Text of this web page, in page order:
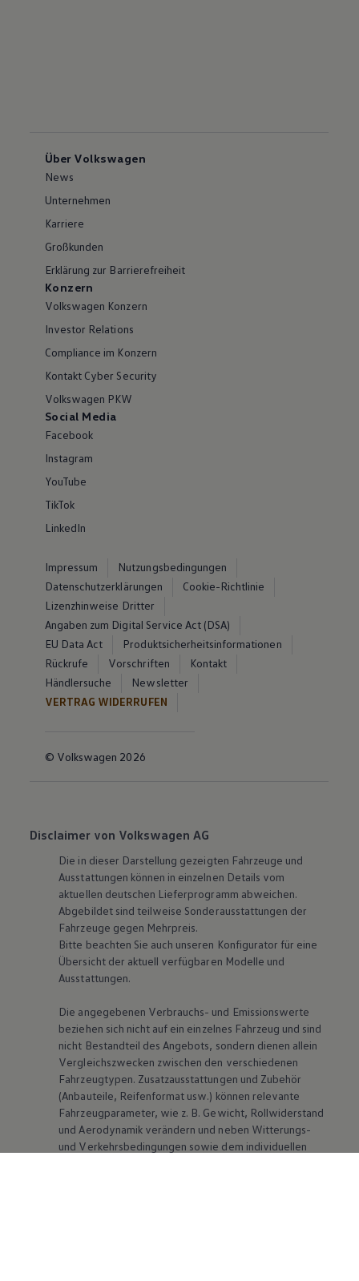
Über Volkswagen
News
Unternehmen
Karriere
Großkunden
Erklärung zur Barrierefreiheit
Konzern
Volkswagen Konzern
Investor Relations
Compliance im Konzern
Kontakt Cyber Security
Volkswagen PKW
Social Media
Facebook
Instagram
YouTube
TikTok
LinkedIn
Impressum
Nutzungsbedingungen
Datenschutzerklärungen
Cookie-Richtlinie
Lizenzhinweise Dritter
Angaben zum Digital Service Act (DSA)
EU Data Act
Produktsicherheitsinformationen
Rückrufe
Vorschriften
Kontakt
Händlersuche
Newsletter
VERTRAG WIDERRUFEN
© Volkswagen 2026
Disclaimer von Volkswagen AG
Die in dieser Darstellung gezeigten Fahrzeuge und
Ausstattungen können in einzelnen Details vom
aktuellen deutschen Lieferprogramm abweichen.
Abgebildet sind teilweise Sonderausstattungen der
Fahrzeuge gegen Mehrpreis.
Bitte beachten Sie auch unseren Konfigurator für eine
Übersicht der aktuell verfügbaren Modelle und
Ausstattungen.
Die angegebenen Verbrauchs- und Emissionswerte
beziehen sich nicht auf ein einzelnes Fahrzeug und sind
nicht Bestandteil des Angebots, sondern dienen allein
Vergleichszwecken zwischen den verschiedenen
Fahrzeugtypen. Zusatzausstattungen und Zubehör
(Anbauteile, Reifenformat usw.) können relevante
Fahrzeugparameter, wie z. B. Gewicht, Rollwiderstand
und Aerodynamik verändern und neben Witterungs-
und Verkehrsbedingungen sowie dem individuellen